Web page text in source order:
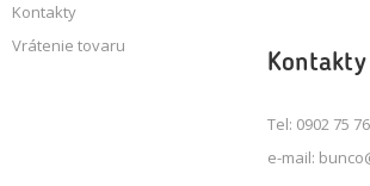
Kontakty
Vrátenie tovaru
Kontakty
Tel: 0902 75
e-mail: